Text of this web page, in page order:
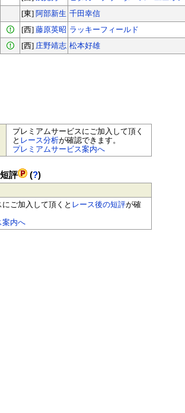
[東] 阿部新生 千田幸信
[西] 藤原英昭 ラッキーフィールド
[西] 庄野靖志 松本好雄
プレミアムサービスにご加入して頂く
と レース分析が確認できます。
プレミアムサービス案内へ
評 (?)
ご加入して頂くと レース後の短評が確
案内へ